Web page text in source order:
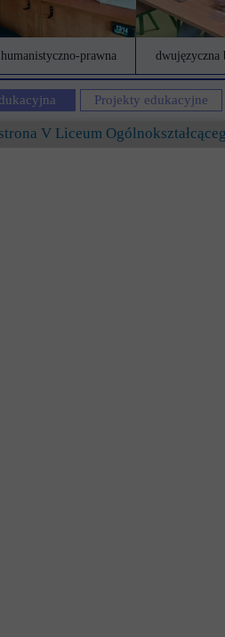
dwujęzyczna
prawna
Projekty edukacyjne
V Liceum